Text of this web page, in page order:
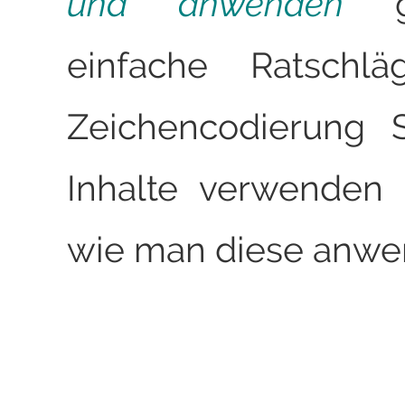
einfache
Zeichencodierung
Inhalte
wie man diese